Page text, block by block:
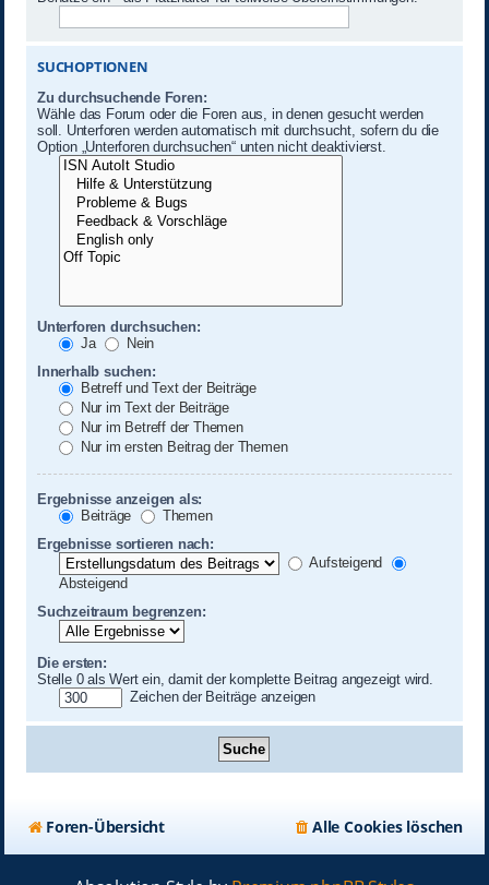
SUCHOPTIONEN
Zu durchsuchende Foren:
Wähle das Forum oder die Foren aus, in denen gesucht werden
soll. Unterforen werden automatisch mit durchsucht, sofern du die
Option „Unterforen durchsuchen“ unten nicht deaktivierst.
Unterforen durchsuchen:
Ja
Nein
Innerhalb suchen:
Betreff und Text der Beiträge
Nur im Text der Beiträge
Nur im Betreff der Themen
Nur im ersten Beitrag der Themen
Ergebnisse anzeigen als:
Beiträge
Themen
Ergebnisse sortieren nach:
Aufsteigend
Absteigend
Suchzeitraum begrenzen:
Die ersten:
Stelle 0 als Wert ein, damit der komplette Beitrag angezeigt wird.
Zeichen der Beiträge anzeigen
Foren-Übersicht Alle Cookies löschen